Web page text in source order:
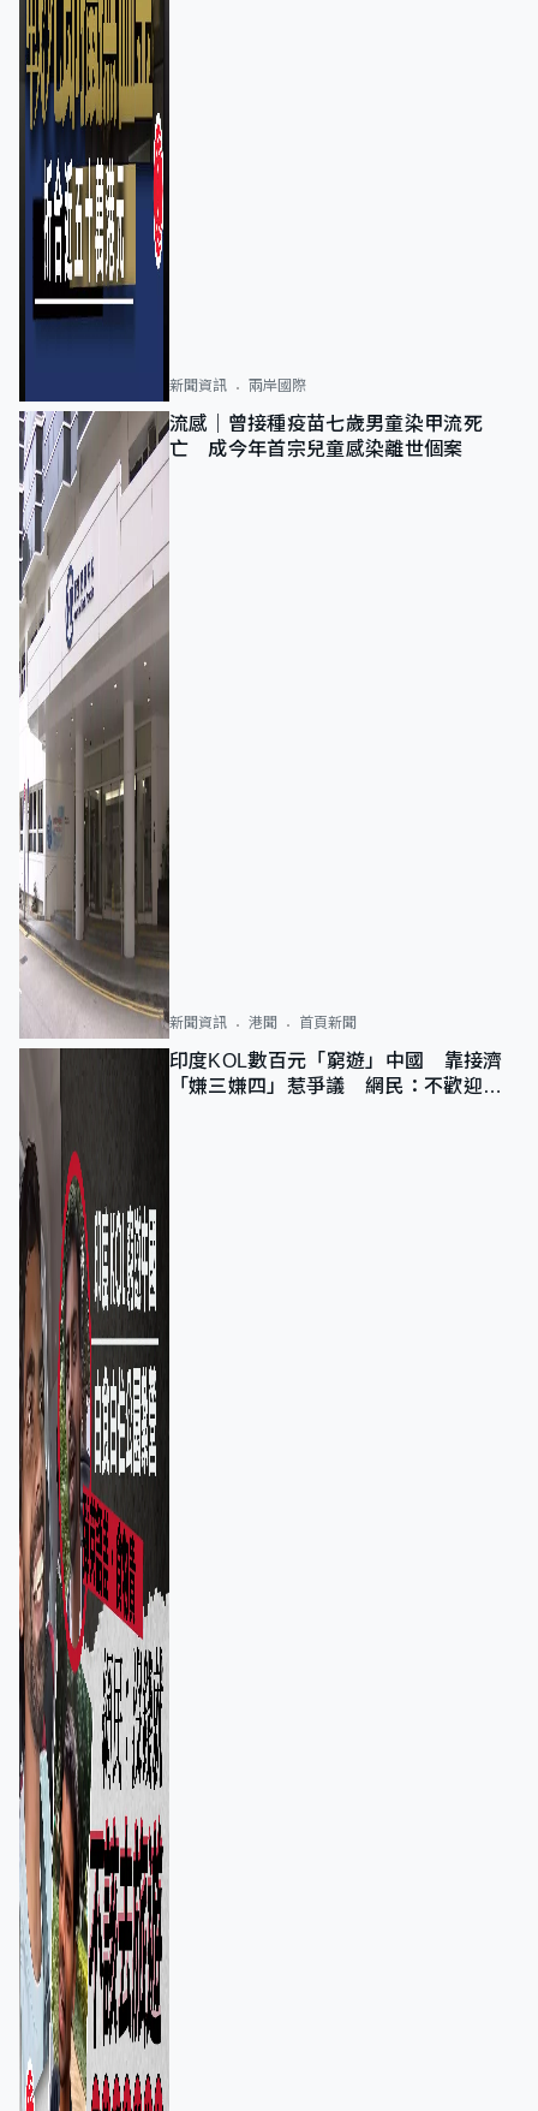
新聞資訊 兩岸國際
流感｜曾接種疫苗七歲男童染甲流死
亡 成今年首宗兒童感染離世個案
新聞資訊 港聞 首頁新聞
印度KOL數百元「窮遊」中國 靠接濟
「嫌三嫌四」惹爭議 網民：不歡迎劣